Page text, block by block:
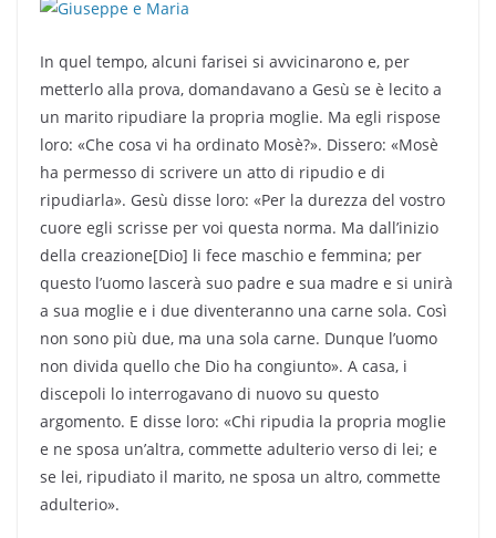
In quel tempo, alcuni farisei si avvicinarono e, per
metterlo alla prova, domandavano a Gesù se è lecito a
un marito ripudiare la propria moglie. Ma egli rispose
loro: «Che cosa vi ha ordinato Mosè?». Dissero: «Mosè
ha permesso di scrivere un atto di ripudio e di
ripudiarla». Gesù disse loro: «Per la durezza del vostro
cuore egli scrisse per voi questa norma. Ma dall’inizio
della creazione[Dio] li fece maschio e femmina; per
questo l’uomo lascerà suo padre e sua madre e si unirà
a sua moglie e i due diventeranno una carne sola. Così
non sono più due, ma una sola carne. Dunque l’uomo
non divida quello che Dio ha congiunto». A casa, i
discepoli lo interrogavano di nuovo su questo
argomento. E disse loro: «Chi ripudia la propria moglie
e ne sposa un’altra, commette adulterio verso di lei; e
se lei, ripudiato il marito, ne sposa un altro, commette
adulterio».